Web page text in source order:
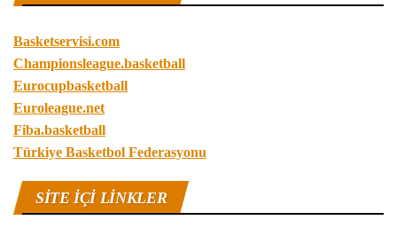
Basketservisi.com
Championsleague.basketball
Eurocupbasketball
Euroleague.net
Fiba.basketball
Türkiye Basketbol Federasyonu
SITE IÇI LINKLER